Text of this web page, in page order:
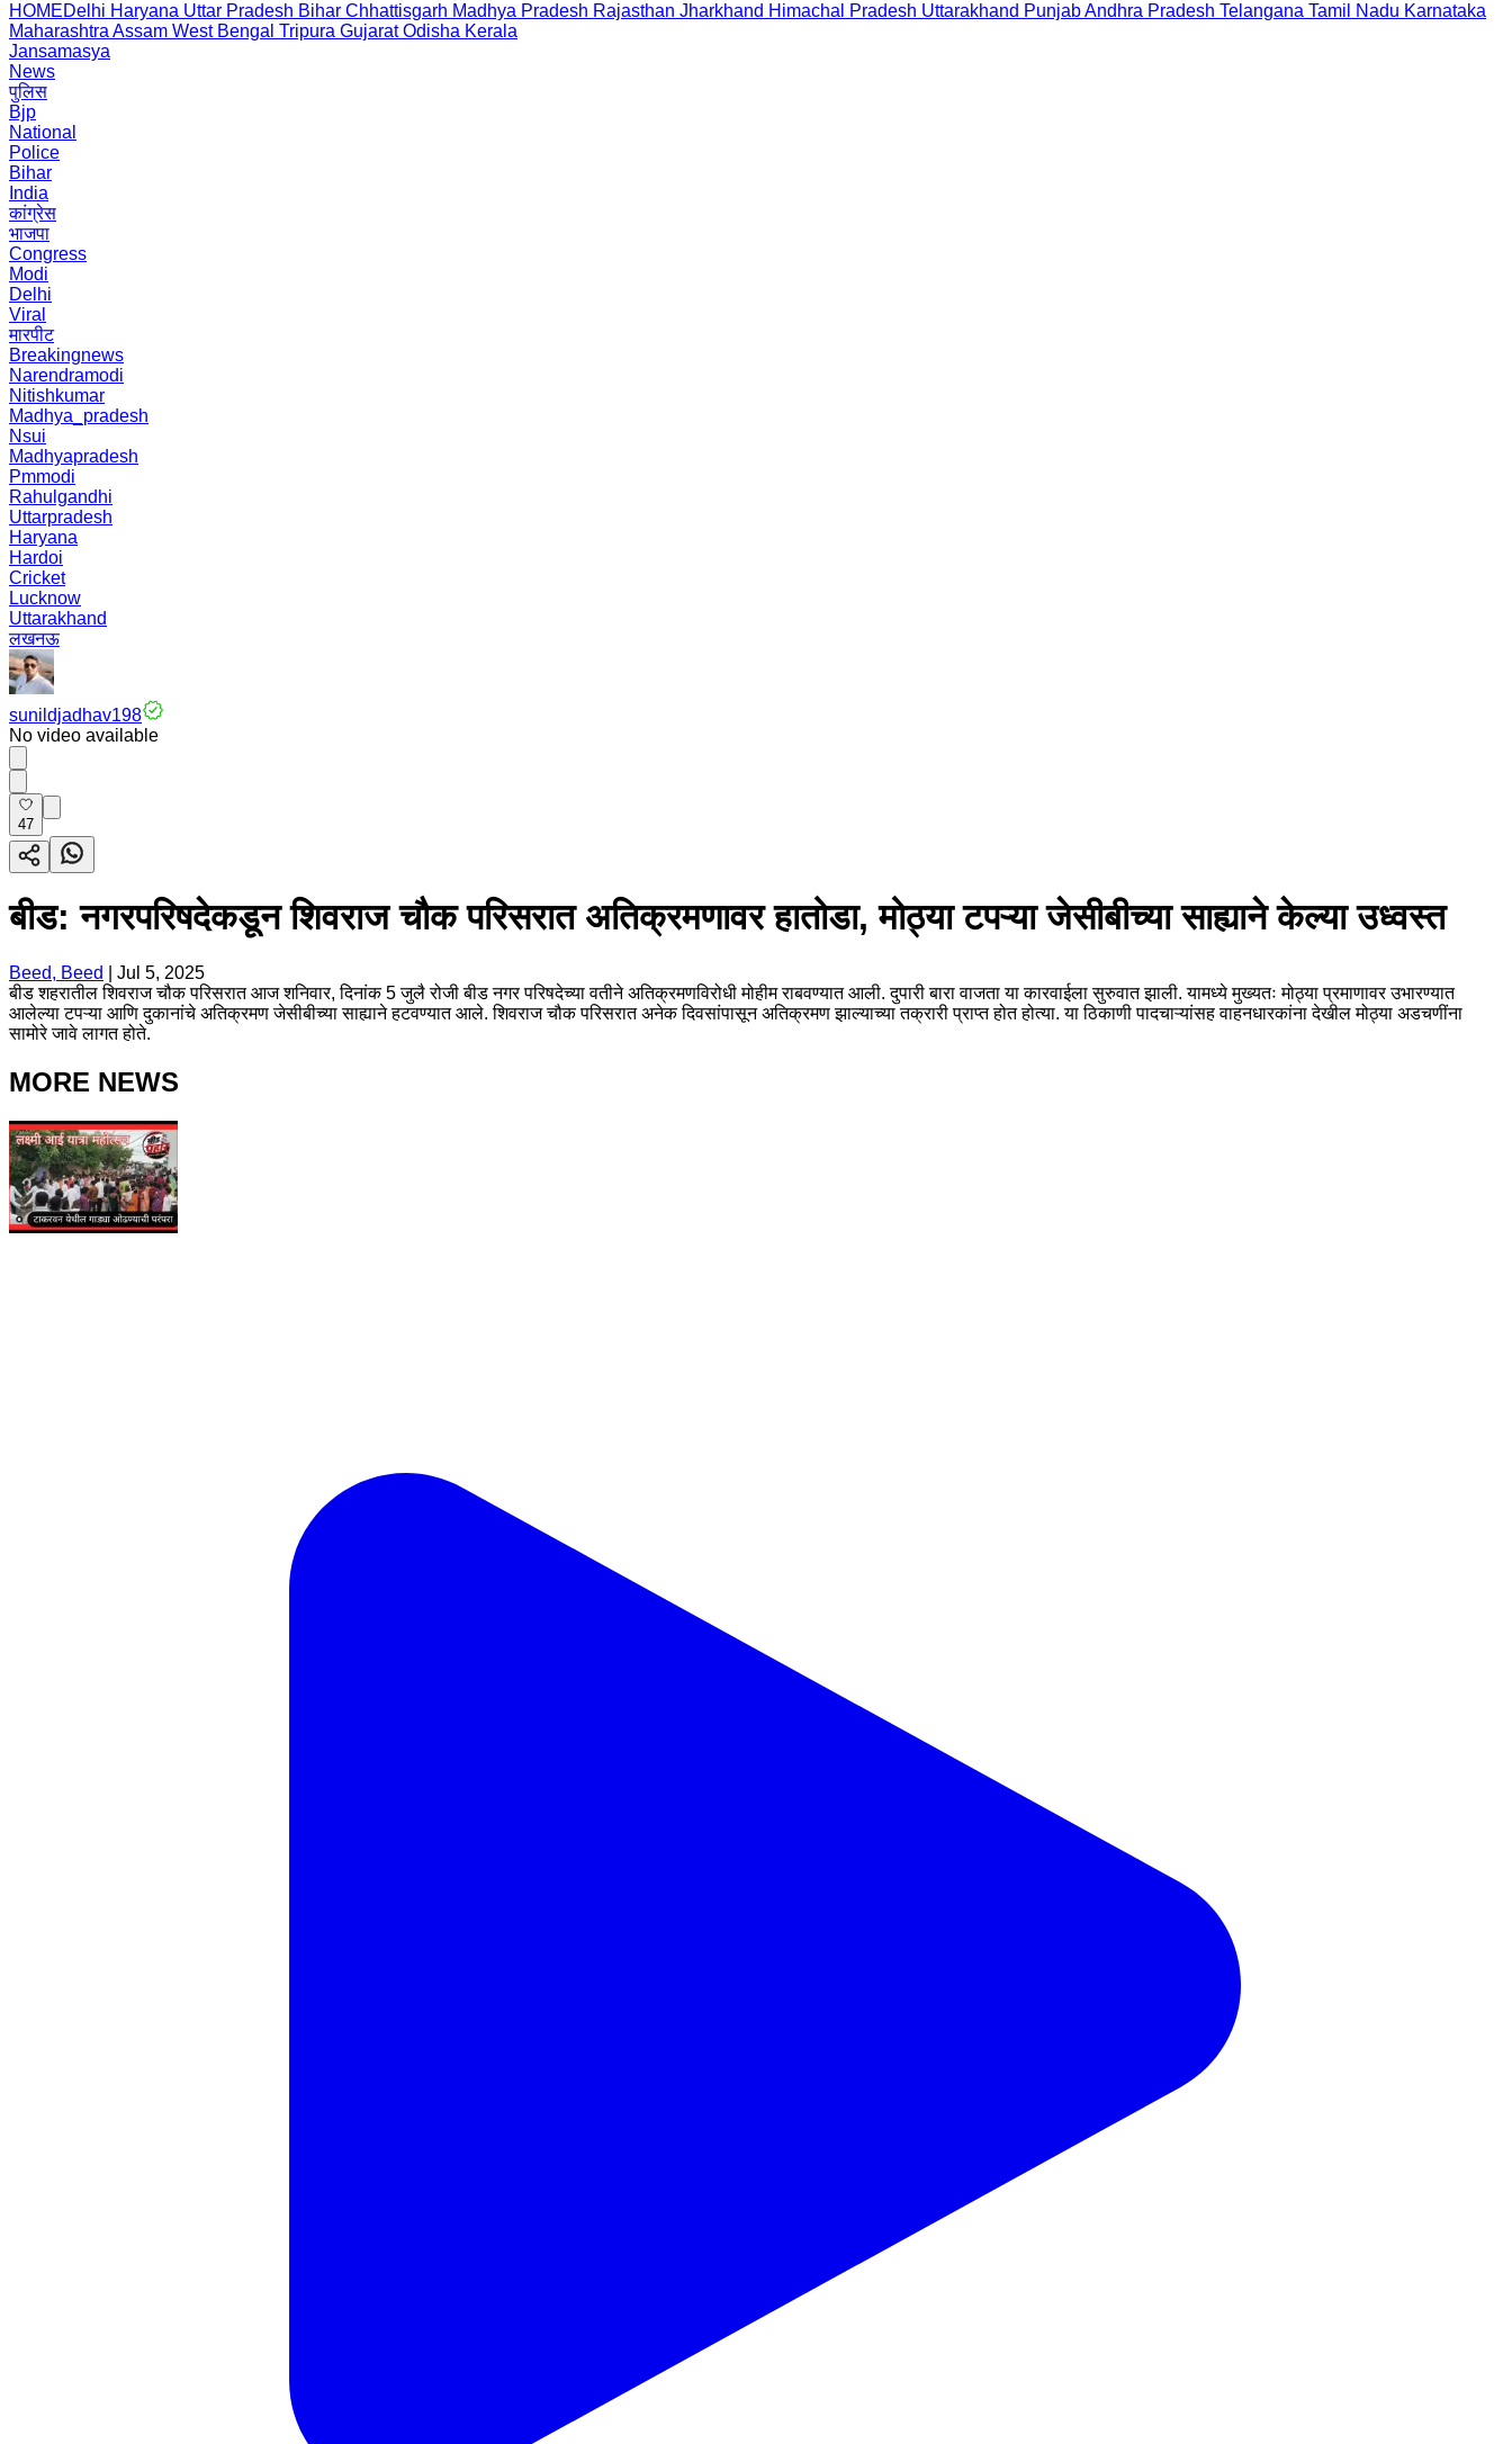
HOMEDelhi Haryana Uttar Pradesh Bihar Chhattisgarh Madhya Pradesh Rajasthan Jharkhand Himachal Pradesh Uttarakhand PunjabAndhra Pradesh Telangana Tamil Nadu Karnataka
Maharashtra Assam West Bengal Tripura Gujarat Odisha Kerala
Jansamasya
News
पुलिस
Bjp
National
Police
Bihar
India
कांग्रेस
भाजपा
Congress
Modi
Delhi
Viral
मारपीट
Breakingnews
Narendramodi
Nitishkumar
Madhya_pradesh
Nsui
Madhyapradesh
Pmmodi
Rahulgandhi
Uttarpradesh
Haryana
Hardoi
Cricket
Lucknow
Uttarakhand
लखनऊ
sunildjadhav198
No video available
47
बीड: नगरपरिषदेकडून शिवराज चौक परिसरात अतिक्रमणावर हातोडा, मोठ्या टपऱ्या जेसीबीच्या साह्याने केल्या उध्वस्त
Beed, Beed
Jul 5, 2025
बीड शहरातील शिवराज चौक परिसरात आज शनिवार, दिनांक 5 जुलै रोजी बीड नगर परिषदेच्या वतीने अतिक्रमणविरोधी मोहीम राबवण्यात आली. दुपारी बारा वाजता या कारवाईला सुरुवात झाली. यामध्ये मुख्यतः मोठ्या प्रमाणावर उभारण्यात
आलेल्या टपऱ्या आणि दुकानांचे अतिक्रमण जेसीबीच्या साह्याने हटवण्यात आले. शिवराज चौक परिसरात अनेक दिवसांपासून अतिक्रमण झाल्याच्या तक्रारी प्राप्त होत होत्या. या ठिकाणी पादचाऱ्यांसह वाहनधारकांना देखील मोठ्या अडचणींना
सामोरे जावे लागत होते.
MORE NEWS